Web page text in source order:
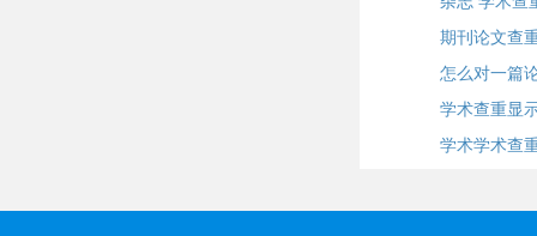
期刊论文查
怎么对一篇
学术查重显
学术学术查